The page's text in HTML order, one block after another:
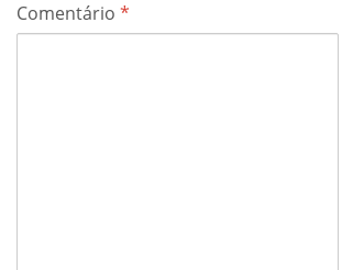
Comentário *